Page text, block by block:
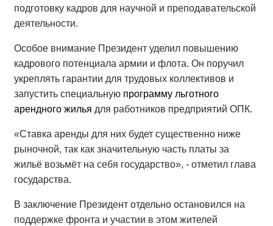
подготовку кадров для научной и преподавательской
деятельности.
Особое внимание Президент уделил повышению
кадрового потенциала армии и флота. Он поручил
укреплять гарантии для трудовых коллективов и
запустить специальную программу льготного
арендного жилья для работников предприятий ОПК.
«Ставка аренды для них будет существенно ниже
рыночной, так как значительную часть платы за
жильё возьмёт на себя государство», - отметил глава
государства.
В заключение Президент отдельно остановился на
поддержке фронта и участии в этом жителей